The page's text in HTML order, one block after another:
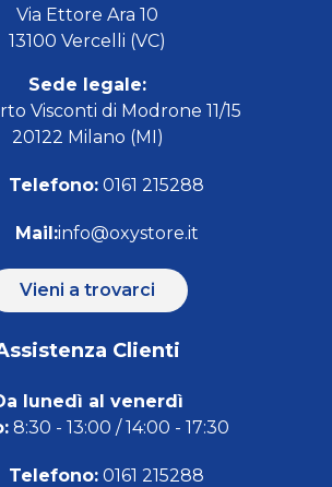
Via Ettore Ara 10
13100 Vercelli (VC)
Sede legale:
Visconti di Modrone 11/15
20122 Milano (MI)
Telefono: 0161 215288
Mail:info@oxystore.it
Vieni a trovarci
Clienti
lunedì al venerdì
8:30 - 13:00 / 14:00 - 17:30
Telefono: 0161 215288